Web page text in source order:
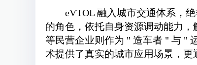
eVTOL 融入城市交通体系，
的角色，依托自身资源调动能力
等民营企业则作为 " 造车者 " 与 "
术提供了真实的城市应用场景，更